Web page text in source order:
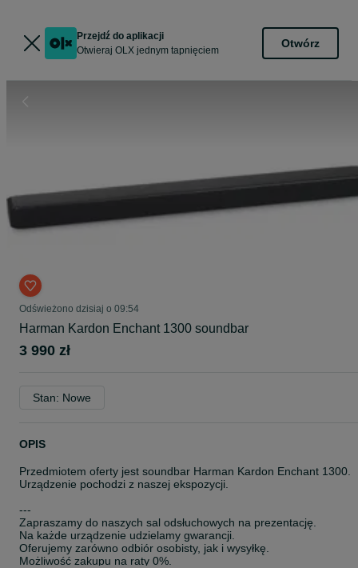
Przejdź do aplikacji
Otwieraj OLX jednym tapnięciem
Otwórz
Odświeżono dzisiaj o 09:54
Harman Kardon Enchant 1300 soundbar
3 990 zł
Stan: Nowe
OPIS
Przedmiotem oferty jest soundbar Harman Kardon Enchant 1300.
Urządzenie pochodzi z naszej ekspozycji.
---
Zapraszamy do naszych sal odsłuchowych na prezentację.
Na każde urządzenie udzielamy gwarancji.
Oferujemy zarówno odbiór osobisty, jak i wysyłkę.
Możliwość zakupu na raty 0%.